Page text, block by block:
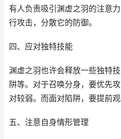
有人负责吸引渊虚之羽的注意
行攻击，分散它的防御。
四、应对独特技能
渊虚之羽也许会释放一些独特
阱等。对于召唤分身，要优先
对较弱。而面对陷阱，要提前
五、注意自身情形管理